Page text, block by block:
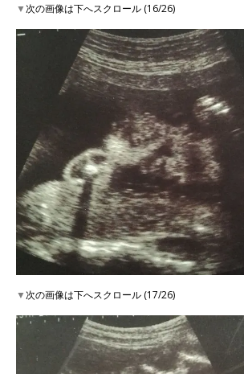
▼次の画像は下へスクロール (16/26)
▼次の画像は下へスクロール (17/26)